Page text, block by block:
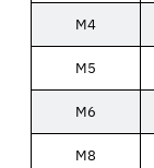
M4
M5
M6
M8